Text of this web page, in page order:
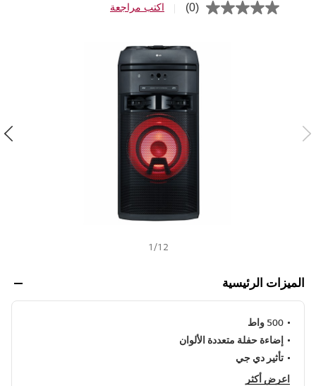
ب
ة
(0) اكتب مراجعة
1/12
الميزات الرئيسية
500 واط
إضاءة حفلة متعددة الألوان
تأثير دي جي
اعرض أكثر